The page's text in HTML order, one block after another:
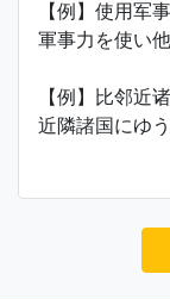
【例】使用军
軍事力を使い
【例】比邻近
近隣諸国にゆ